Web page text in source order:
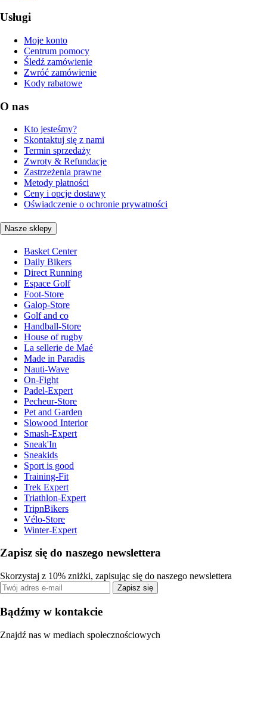
Usługi
Moje konto
Centrum pomocy
Śledź zamówienie
Zwróć zamówienie
Kody rabatowe
O nas
Kto jesteśmy?
Skontaktuj się z nami
Termin sprzedaży
Zwroty & Refundacje
Zastrzeżenia prawne
Metody płatności
Ceny i opcje dostawy
Oświadczenie o ochronie prywatności
Nasze sklepy
Basket Center
Daily Bikers
Direct Running
Espace Golf
Foot-Store
Galop-Store
Golf and co
Handball-Store
House of rugby
La sellerie de Maé
Made in Paradis
Nauti-Wave
On-Fight
Padel-Expert
Pecheur-Store
Pet and Garden
Slowood Interior
Smash-Expert
Sneak'In
Sneakids
Sport is good
Training-Fit
Trek Expert
Triathlon-Expert
TripnBikers
Vélo-Store
Winter-Expert
Zapisz się do naszego newslettera
Skorzystaj z 10% zniżki, zapisując się do naszego newslettera
Zapisz się
Bądźmy w kontakcie
Znajdź nas w mediach społecznościowych